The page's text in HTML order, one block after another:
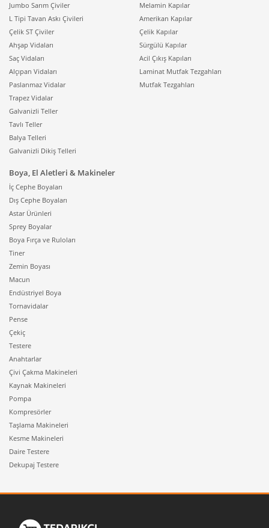
Jumbo Sarım Çiviler
L Tipi Tavan Askı Çivileri
Çelik ST Çiviler
Ahşap Vidaları
Saç Vidaları
Alçıpan Vidaları
Paslanmaz Vidalar
Trapez Vidalar
Galvanizli Teller
Tavlı Teller
Balya Telleri
Galvanizli Dikiş Telleri
Melamin Kapılar
Amerikan Kapılar
Çelik Kapılar
Sürgülü Kapılar
Acil Çıkış Kapıları
Laminat Mutfak Tezgahları
Mutfak Tezgahları
Boya, El Aletleri & Makineler
İç Cephe Boyaları
Dış Cephe Boyaları
Astar Ürünleri
Sprey Boyalar
Boya Fırça ve Ruloları
Tiner
Zemin Boyası
Macun
Endüstriyel Boya
Tornavidalar
Pense
Çekiç
Testere
Anahtarlar
Çivi Çakma Makineleri
Kaynak Makineleri
Pompa
Kompresörler
Taşlama Makineleri
Kesme Makineleri
Daire Testere
Dekupaj Testere